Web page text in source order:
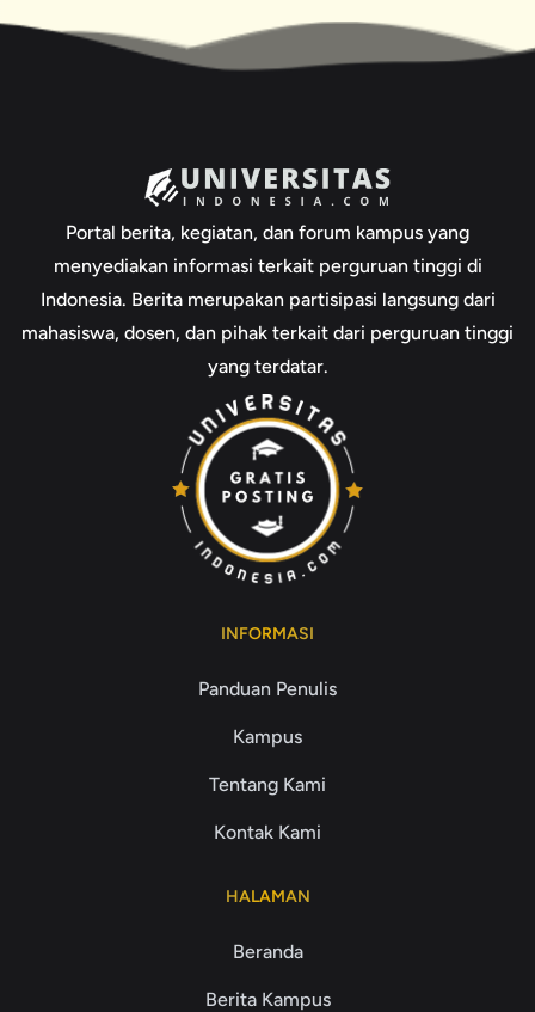
Portal berita, kegiatan, dan forum kampus yang
menyediakan informasi terkait perguruan tinggi di
Indonesia. Berita merupakan partisipasi langsung dari
mahasiswa, dosen, dan pihak terkait dari perguruan tinggi
yang terdatar.
INFORMASI
Panduan Penulis
Kampus
Tentang Kami
Kontak Kami
HALAMAN
Beranda
Berita Kampus